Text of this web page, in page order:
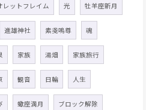
レットフレイム 光 牡羊座新月
進雄神社 素戔嗚尊 魂
家族 湯畑 家族旅行
観音 日輪 人生
蠍座満月 ブロック解除